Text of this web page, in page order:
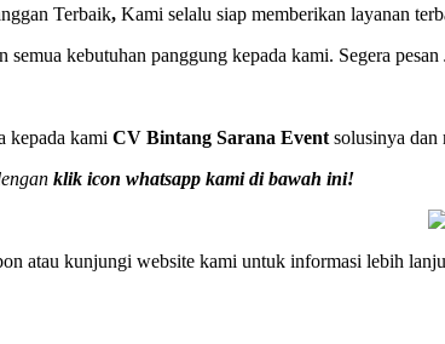
Terbaik, Kami selalu siap memberikan layanan
semua kebutuhan panggung kepada kami. Segera
kepada kami CV Bintang Sarana Event solusinya dan
klik icon whatsapp kami di bawah ini!
atau kunjungi website kami untuk informasi lebih